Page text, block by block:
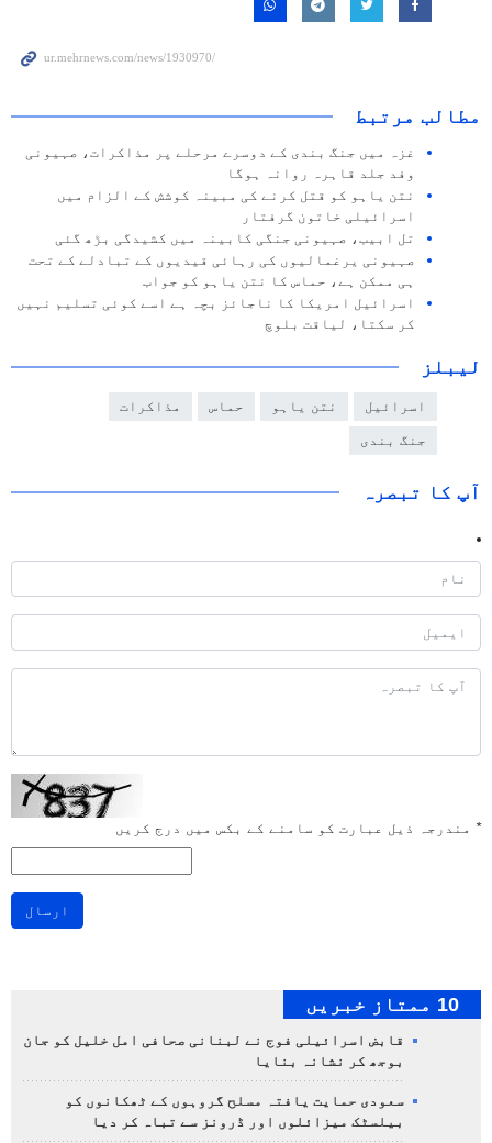
مطالب مرتبط
غزہ میں جنگ بندی کے دوسرے مرحلے پر مذاکرات، صہیونی
وفد جلد قاہرہ روانہ ہوگا
نتن یاہو کو قتل کرنے کی مبینہ کوشش کے الزام میں
اسرائیلی خاتون گرفتار
تل ابیب، صہیونی جنگی کابینہ میں کشیدگی بڑھ گئی
صہیونی یرغمالیوں کی رہائی قیدیوں کے تبادلے کے تحت
ہی ممکن ہے، حماس کا نتن یاہو کو جواب
اسرائیل امریکا کا ناجائز بچہ ہے اسے کوئی تسلیم نہیں
کر سکتا، لیاقت بلوچ
لیبلز
اسرائیل نتن یاہو حماس مذاکرات
جنگ بندی
آپ کا تبصرہ
* مندرجہ ذیل عبارت کو سامنے کے بکس میں درج کریں
ارسال
10 ممتاز خبریں
قابض اسرائیلی فوج نے لبنانی صحافی امل خلیل کو جان
بوجھ کر نشانہ بنایا
سعودی حمایت یافتہ مسلح گروہوں کے ٹھکانوں کو
بیلسٹک میزائلوں اور ڈرونز سے تباہ کر دیا